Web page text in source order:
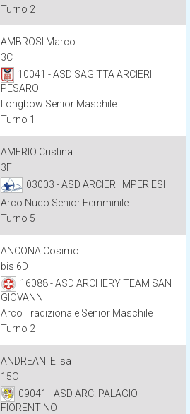
Turno 2
AMBROSI Marco
3C
10041 - ASD SAGITTA ARCIERI
PESARO
Longbow Senior Maschile
Turno 1
AMERIO Cristina
3F
03003 - ASD ARCIERI IMPERIESI
Arco Nudo Senior Femminile
Turno 5
ANCONA Cosimo
bis 6D
16088 - ASD ARCHERY TEAM SAN
GIOVANNI
Arco Tradizionale Senior Maschile
Turno 2
ANDREANI Elisa
15C
09041 - ASD ARC. PALAGIO
FIORENTINO